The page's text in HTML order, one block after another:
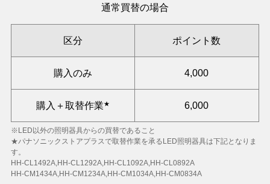
通常買替の場合
区分 ポイント数
購入のみ 4,000
購入＋取替作業★ 6,000
※LED以外の照明器具からの買替であること
★パナソニックストアプラスで取替作業を承るLED照明器具は下記となりま
す。
HH-CL1492A,HH-CL1292A,HH-CL1092A,HH-CL0892A
HH-CM1434A,HH-CM1234A,HH-CM1034A,HH-CM0834A